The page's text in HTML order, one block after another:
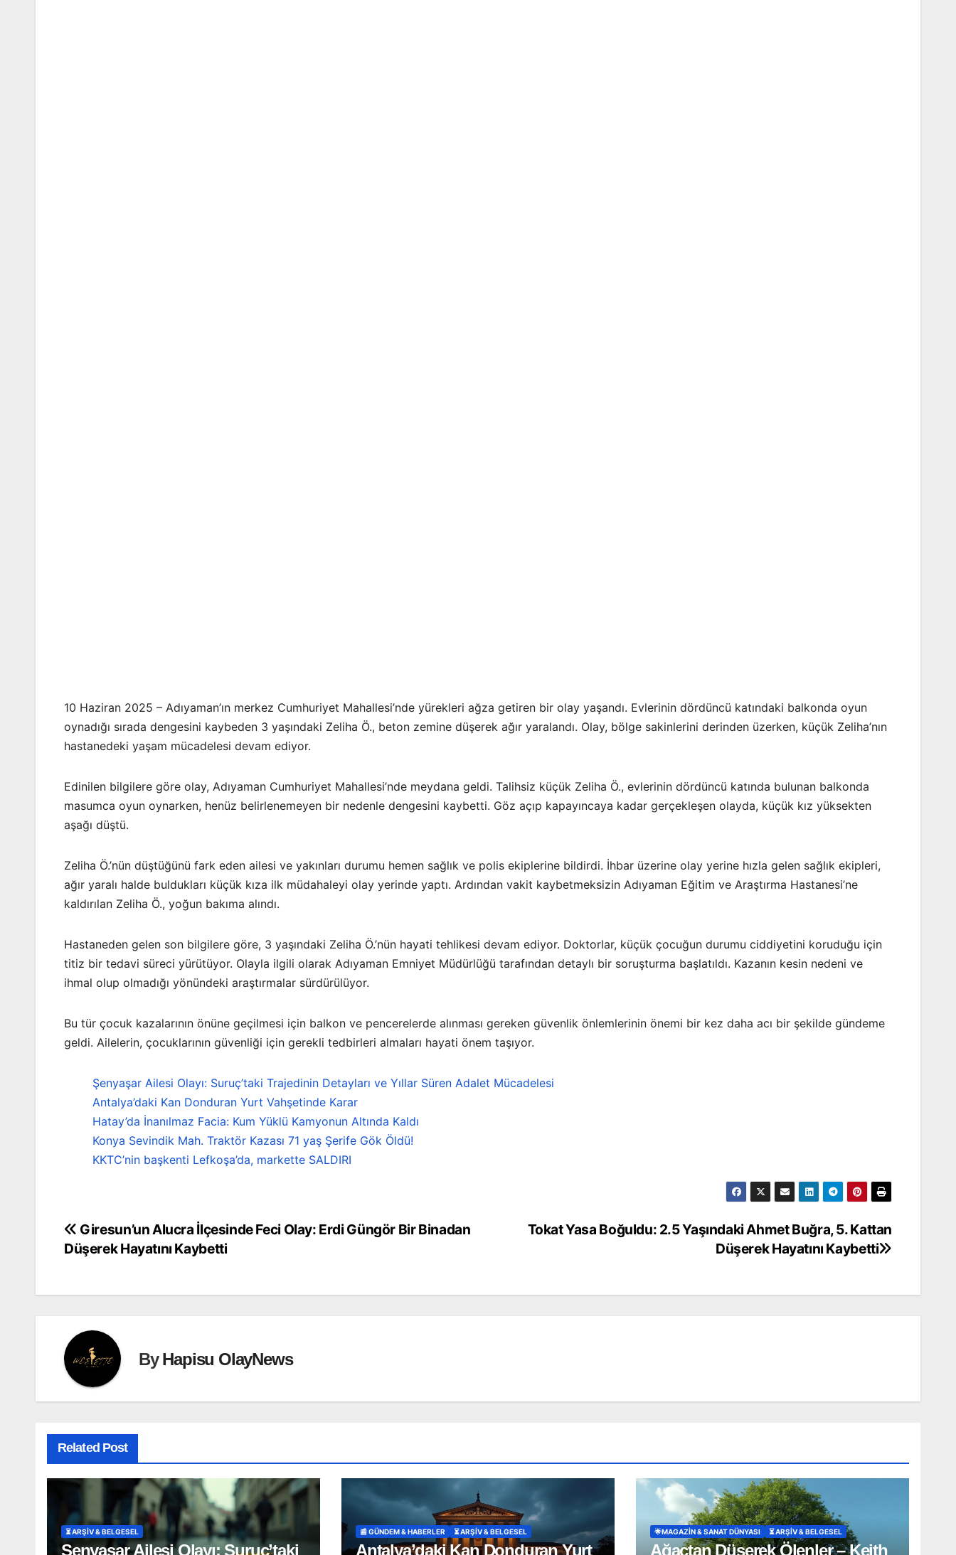
10 Haziran 2025 – Adıyaman’ın merkez Cumhuriyet Mahallesi’nde yürekleri ağza getiren bir olay yaşandı. Evlerinin dördüncü katındaki balkonda oyun
oynadığı sırada dengesini kaybeden 3 yaşındaki Zeliha Ö., beton zemine düşerek ağır yaralandı. Olay, bölge sakinlerini derinden üzerken, küçük Zeliha’nın
hastanedeki yaşam mücadelesi devam ediyor.
Edinilen bilgilere göre olay, Adıyaman Cumhuriyet Mahallesi’nde meydana geldi. Talihsiz küçük Zeliha Ö., evlerinin dördüncü katında bulunan balkonda
masumca oyun oynarken, henüz belirlenemeyen bir nedenle dengesini kaybetti. Göz açıp kapayıncaya kadar gerçekleşen olayda, küçük kız yüksekten
aşağı düştü.
Zeliha Ö.’nün düştüğünü fark eden ailesi ve yakınları durumu hemen sağlık ve polis ekiplerine bildirdi. İhbar üzerine olay yerine hızla gelen sağlık ekipleri,
ağır yaralı halde buldukları küçük kıza ilk müdahaleyi olay yerinde yaptı. Ardından vakit kaybetmeksizin Adıyaman Eğitim ve Araştırma Hastanesi’ne
kaldırılan Zeliha Ö., yoğun bakıma alındı.
Hastaneden gelen son bilgilere göre, 3 yaşındaki Zeliha Ö.’nün hayati tehlikesi devam ediyor. Doktorlar, küçük çocuğun durumu ciddiyetini koruduğu için
titiz bir tedavi süreci yürütüyor. Olayla ilgili olarak Adıyaman Emniyet Müdürlüğü tarafından detaylı bir soruşturma başlatıldı. Kazanın kesin nedeni ve
ihmal olup olmadığı yönündeki araştırmalar sürdürülüyor.
Bu tür çocuk kazalarının önüne geçilmesi için balkon ve pencerelerde alınması gereken güvenlik önlemlerinin önemi bir kez daha acı bir şekilde gündeme
geldi. Ailelerin, çocuklarının güvenliği için gerekli tedbirleri almaları hayati önem taşıyor.
Şenyaşar Ailesi Olayı: Suruç’taki Trajedinin Detayları ve Yıllar Süren Adalet Mücadelesi
Antalya’daki Kan Donduran Yurt Vahşetinde Karar
Hatay’da İnanılmaz Facia: Kum Yüklü Kamyonun Altında Kaldı
Konya Sevindik Mah. Traktör Kazası 71 yaş Şerife Gök Öldü!
KKTC’nin başkenti Lefkoşa’da, markette SALDIRI
Yazı
gezinmesi
Tokat Yasa Boğuldu: 2.5 Yaşındaki Ahmet Buğra, 5. Kattan
Düşerek Hayatını Kaybetti
Giresun’un Alucra İlçesinde Feci Olay: Erdi Güngör Bir Binadan
Düşerek Hayatını Kaybetti
ByHapisu OlayNews
Related Post
⏳ ARŞİV & BELGESEL
Şenyaşar Ailesi Olayı: Suruç’taki
📰 GÜNDEM & HABERLER ⏳ ARŞİV & BELGESEL
Antalya’daki Kan Donduran Yurt
🌟MAGAZIN & SANAT DÜNYASI ⏳ ARŞİV & BELGESEL
Ağaçtan Düşerek Ölenler – Keith